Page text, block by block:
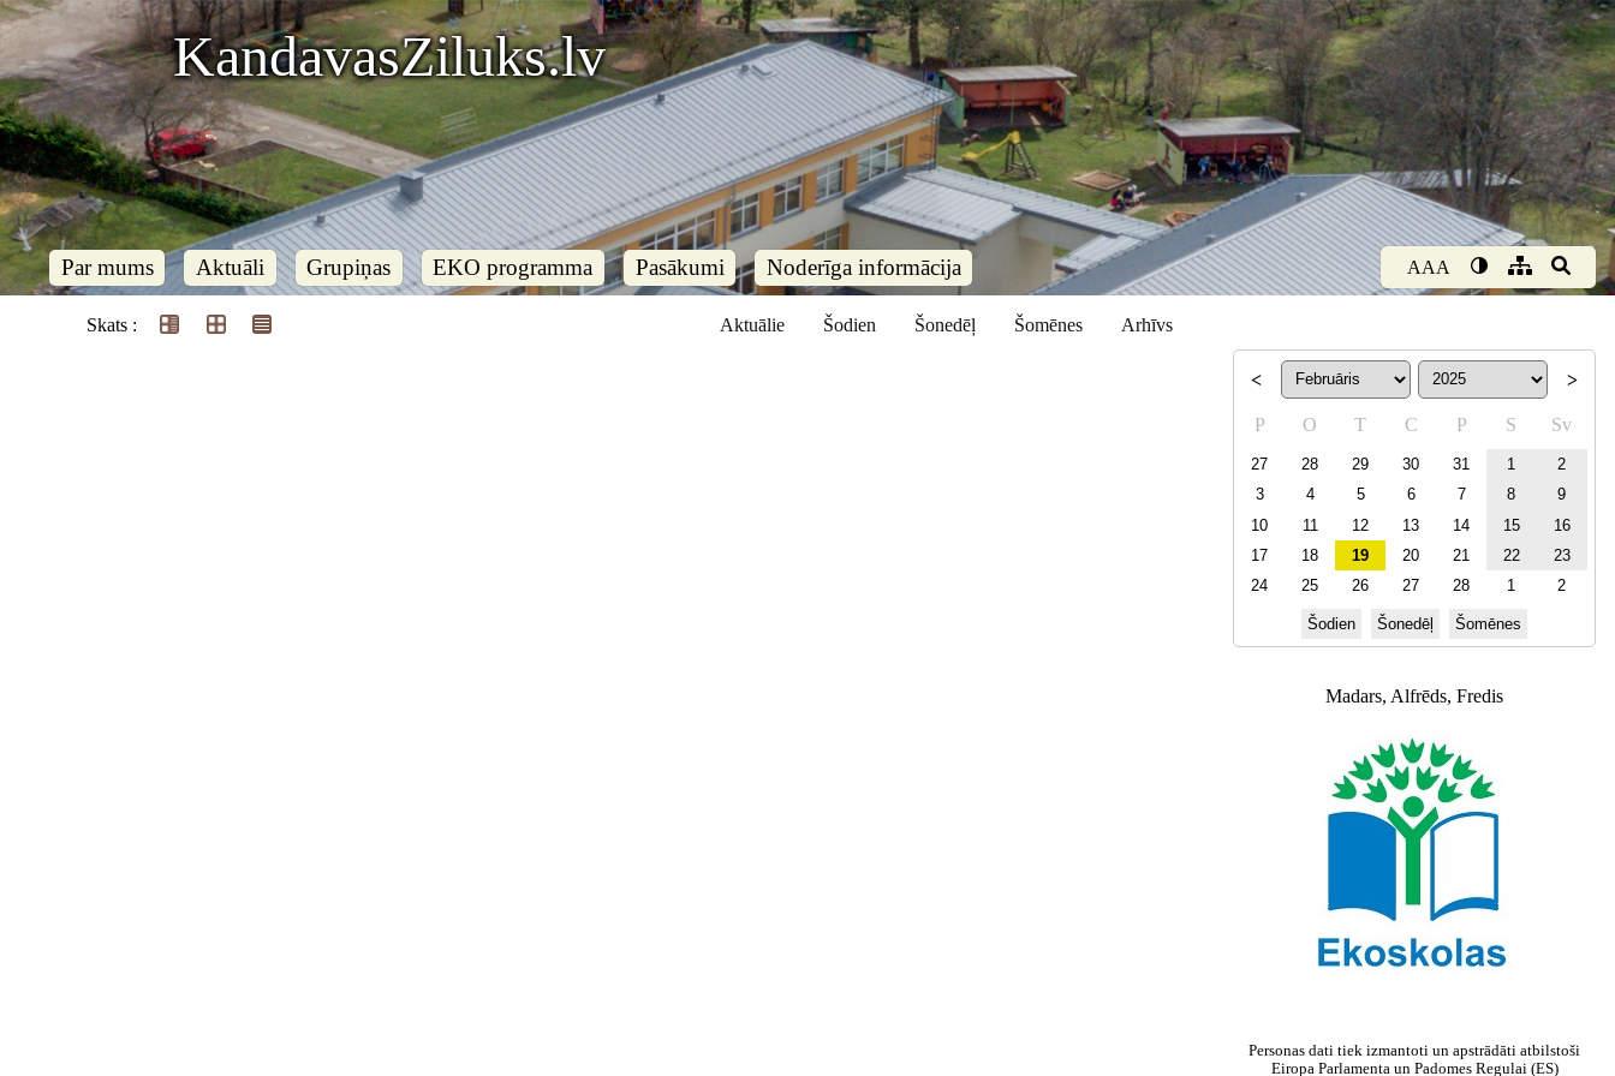
KandavasZiluks.lv
Par mums Aktuāli Grupiņas EKO programma Pasākumi Noderīga informācija AAA
Skats : Aktuālie Šodien Šonedēļ Šomēnes Arhīvs
< >
P O T C P S Sv
27 28 29 30 31 1
2
3
4 5 6 7 8
9
10
11 12 13 14 15
16
17
18 19 20 21 22
23
24
25 26 27 28 1 2
Šodien Šonedēļ Šomēnes
Madars, Alfrēds, Fredis
Personas dati tiek izmantoti un apstrādāti atbilstoši
Eiropa Parlamenta un Padomes Regulai (ES)